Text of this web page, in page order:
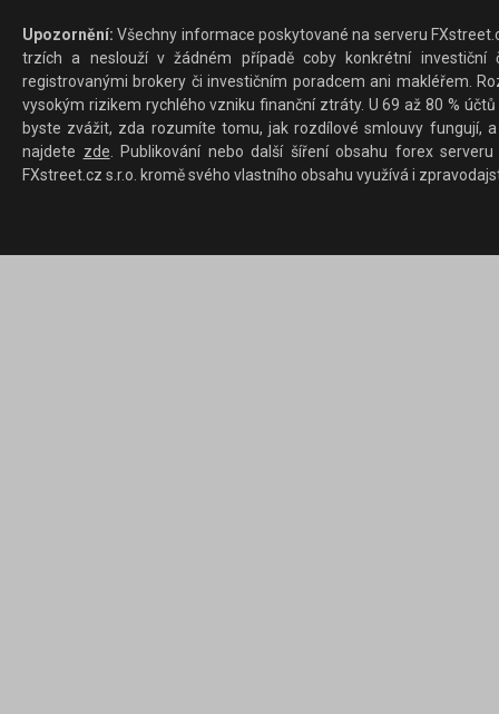
Upozornění: Všechny informace poskytované na serveru
trzích a neslouží v žádném případě coby konkrétní investiční
registrovanými brokery či investičním poradcem ani makléřem.
vysokým rizikem rychlého vzniku finanční ztráty. U 69 až 80 %
byste zvážit, zda rozumíte tomu, jak rozdílové smlouvy fungují,
najdete zde. Publikování nebo další šíření obsahu forex
FXstreet.cz s.r.o. kromě svého vlastního obsahu využívá i